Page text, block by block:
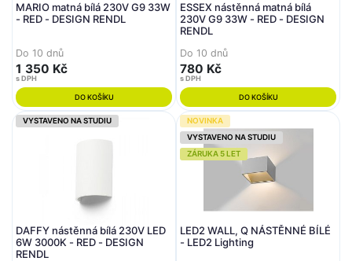
MARIO matná bílá 230V G9 33W
- RED - DESIGN RENDL
Do 10 dnů
1 350 Kč
s DPH
DO KOŠÍKU
ESSEX nástěnná matná bílá
230V G9 33W - RED - DESIGN
RENDL
Do 10 dnů
780 Kč
s DPH
DO KOŠÍKU
VYSTAVENO NA STUDIU
DAFFY nástěnná bílá 230V LED
6W 3000K - RED - DESIGN
RENDL
NOVINKA
VYSTAVENO NA STUDIU
ZÁRUKA 5 LET
LED2 WALL, Q NÁSTĚNNÉ BÍLÉ
- LED2 Lighting